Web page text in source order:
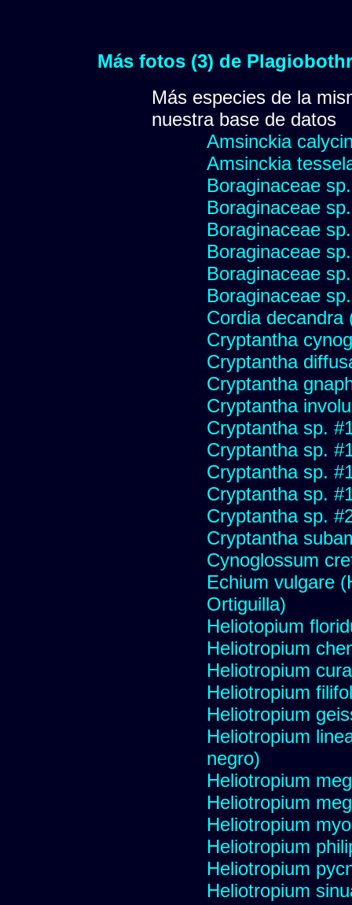
Más fotos (3) de
Más especies de la
nuestra base de datos
Amsinckia
Amsinckia
Boraginaceae
Boraginaceae
Boraginaceae
Boraginaceae
Boraginaceae
Boraginaceae
Cordia decandra
Cryptantha
Cryptantha
Cryptantha
Cryptantha
Cryptantha sp.
Cryptantha sp.
Cryptantha sp.
Cryptantha sp.
Cryptantha sp.
Cryptantha
Cynoglossum
Echium vulgare
Ortiguilla)
Heliotopium
Heliotropium
Heliotropium
Heliotropium
Heliotropium
Heliotropium
negro)
Heliotropium
Heliotropium
Heliotropium
Heliotropium
Heliotropium
Heliotropium